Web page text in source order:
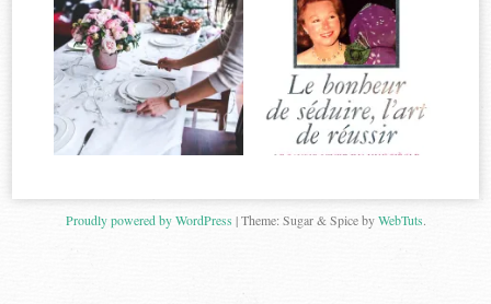
Proudly powered by WordPress |Theme: Sugar & Spice byWebTuts.